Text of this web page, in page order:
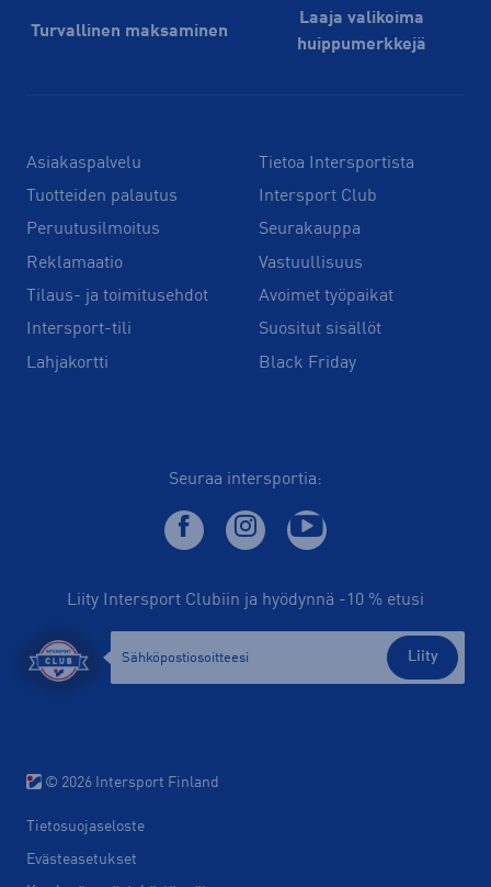
Turvallinen maksaminen
Laaja valikoima
huippu­merkkejä
Asiakaspalvelu
Tuotteiden palautus
Peruutusilmoitus
Reklamaatio
Tilaus- ja toimitusehdot
Intersport-tili
Lahjakortti
Tietoa Intersportista
Intersport Club
Seurakauppa
Vastuullisuus
Avoimet työpaikat
Suositut sisällöt
Black Friday
Seuraa intersportia:
Liity Intersport Clubiin ja hyödynnä -10 % etusi
Liity
© 2026 Intersport Finland
Tietosuojaseloste
Evästeasetukset